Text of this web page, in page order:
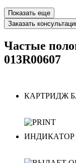
Показать еще
Заказать
Частые
013R00607
КАРТРИДЖ